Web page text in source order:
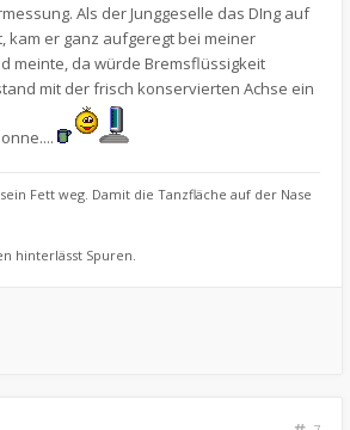
Als der Junggeselle das DIng auf
kam er ganz aufgeregt bei meiner
meinte, da würde Bremsflüssigkeit
mit der frisch konservierten Achse ein
Fett weg. Damit die Tanzfläche auf der Nase
hinterlässt Spuren.